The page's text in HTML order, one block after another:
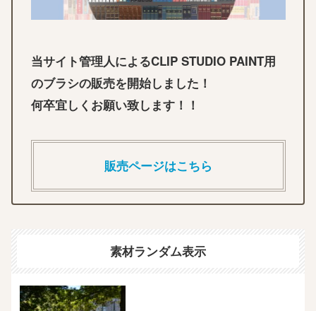
当サイト管理人によるCLIP STUDIO PAINT用
のブラシの販売を開始しました！
何卒宜しくお願い致します！！
販売ページはこちら
素材ランダム表示